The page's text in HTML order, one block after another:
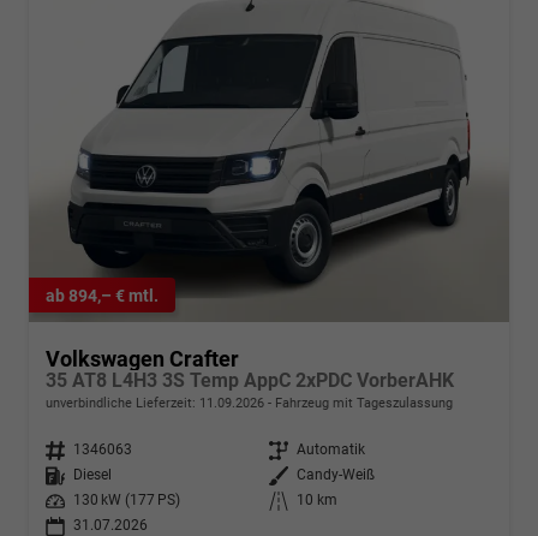
ab 894,– € mtl.
Volkswagen Crafter
35 AT8 L4H3 3S Temp AppC 2xPDC VorberAHK
unverbindliche Lieferzeit: 11.09.2026 Fahrzeug mit Tageszulassung
Fahrzeugnr. 1346063 Getriebe Automatik
Kraftstoff
Diesel Außenfarbe Candy-Weiß
Leistung
130 kW (177 PS) Kilometerstand
10 km
31.07.2026